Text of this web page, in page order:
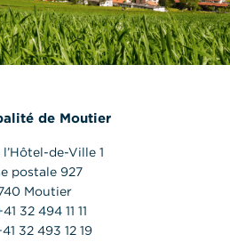
de Moutier
l’Hôtel-de-Ville 1
postale 927
Moutier
32 494 11 11
32 493 12 19